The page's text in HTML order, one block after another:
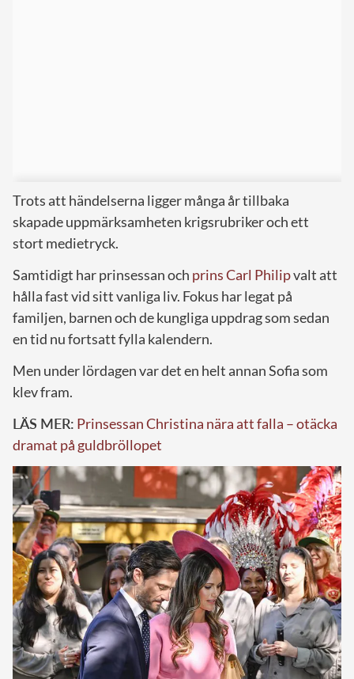
Trots att händelserna ligger många år tillbaka
skapade uppmärksamheten krigsrubriker och ett
stort medietryck.
Samtidigt har prinsessan och prins Carl Philipvalt att
hålla fast vid sitt vanliga liv. Fokus har legat på
familjen, barnen och de kungliga uppdrag som sedan
en tid nu fortsatt fylla kalendern.
Men under lördagen var det en helt annan Sofia som
klev fram.
LÄS MER: Prinsessan Christina nära att falla – otäcka
dramat på guldbröllopet